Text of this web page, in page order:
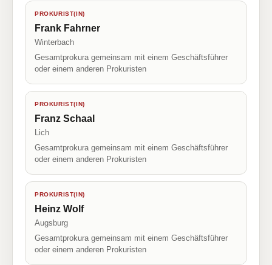
PROKURIST(IN)
Frank Fahrner
Winterbach
Gesamtprokura gemeinsam mit einem Geschäftsführer
oder einem anderen Prokuristen
PROKURIST(IN)
Franz Schaal
Lich
Gesamtprokura gemeinsam mit einem Geschäftsführer
oder einem anderen Prokuristen
PROKURIST(IN)
Heinz Wolf
Augsburg
Gesamtprokura gemeinsam mit einem Geschäftsführer
oder einem anderen Prokuristen